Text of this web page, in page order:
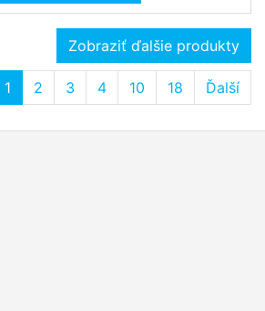
Zobraziť ďalšie produkty
1 2 3 4 10 18 Ďalší